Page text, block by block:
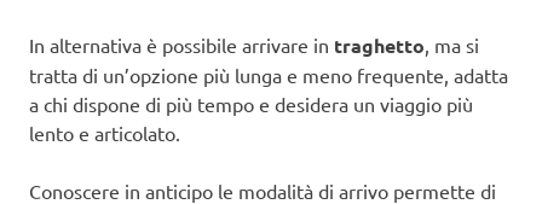
In alternativa è possibile arrivare in traghetto , ma si
tratta di un’opzione più lunga e meno frequente, adatta
a chi dispone di più tempo e desidera un viaggio più
lento e articolato.
Conoscere in anticipo le modalità di arrivo permette di